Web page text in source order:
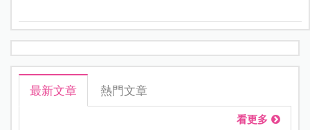
最新文章 熱門文章
看更多